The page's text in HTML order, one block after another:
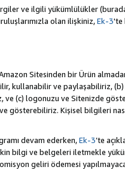
ve ilgili yükümlülükler
olan ilişkiniz,Ek-3'te
Sitesinden bir Ürün
kullanabilir ve paylaşabiliriz,
logonuzu ve Sitenizde
gösterebiliriz. Kişisel bilgileri
devam ederken,Ek-3’te
bilgi ve belgeleri iletmekle
geliri ödemesi